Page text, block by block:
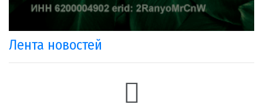
Лента новостей